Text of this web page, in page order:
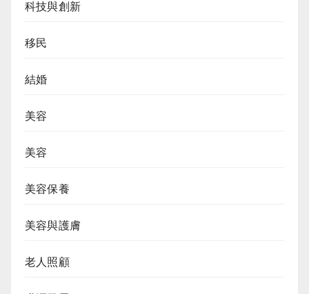
科技與創新
移民
結婚
美容
美容
美容保養
美容與護膚
老人照顧